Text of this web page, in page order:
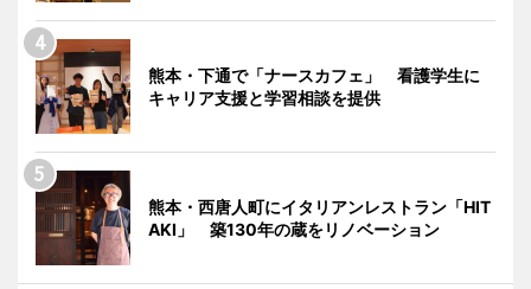
熊本・下通で「ナースカフェ」 看護学生に
キャリア支援と学習相談を提供
熊本・西唐人町にイタリアンレストラン「HIT
AKI」 築130年の蔵をリノベーション